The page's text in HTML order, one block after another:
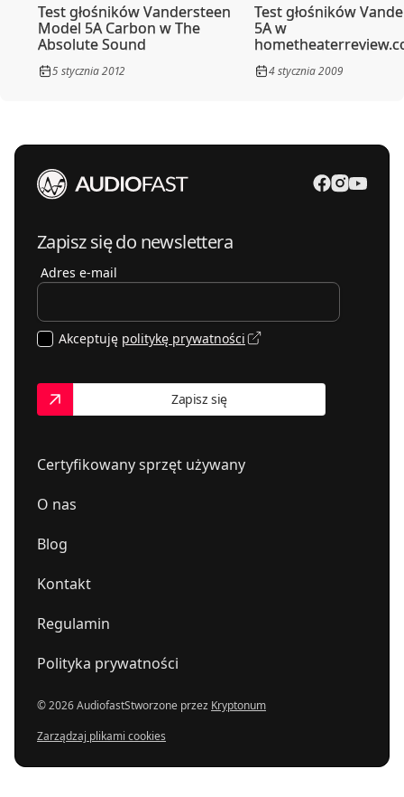
5 stycznia 2012
Test głośników Vandersteen
Model 5A Carbon w The
Absolute Sound
4 stycznia 2009
Test głośników
5A w
Certyfikowany sprzęt używany
O nas
Blog
Kontakt
Regulamin
Polityka prywatności
© 2026 AudiofastStworzone przez Kryptonum
Zarządzaj plikami cookies
Zapisz się do newslettera
Adres e-mail
Akceptuję politykę prywatności
Zapisz się